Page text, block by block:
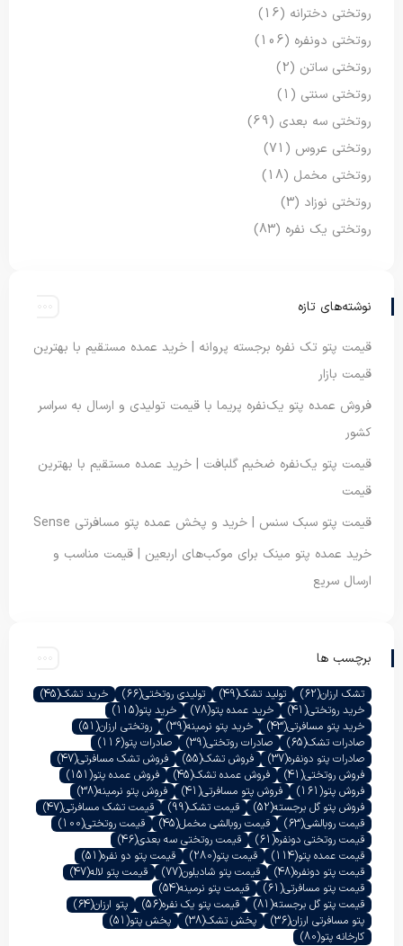
روتختی دخترانه (16)
روتختی دونفره (106)
روتختی ساتن (2)
روتختی سنتی (1)
روتختی سه بعدی (69)
روتختی عروس (71)
روتختی مخمل (18)
روتختی نوزاد (3)
روتختی یک نفره (83)
نوشته‌های تازه
قیمت پتو تک نفره برجسته پروانه | خرید عمده مستقیم با بهترین
قیمت بازار
فروش عمده پتو یک‌نفره پریما با قیمت تولیدی و ارسال به سراسر
کشور
قیمت پتو یک‌نفره ضخیم گلبافت | خرید عمده مستقیم با بهترین
قیمت
قیمت پتو سبک سنس | خرید و پخش عمده پتو مسافرتی Sense
خرید عمده پتو مینک برای موکب‌های اربعین | قیمت مناسب و
ارسال سریع
برچسب ها
تشک ارزان(62) تولید تشک(49) تولیدی روتختی(66) خرید تشک(45)
خرید روتختی(41) خرید عمده پتو(78) خرید پتو(115)
خرید پتو مسافرتی(43) خرید پتو نرمینه(39) روتختی ارزان(51)
صادرات تشک(65) صادرات روتختی(39) صادرات پتو(116)
صادرات پتو دونفره(37) فروش تشک(55) فروش تشک مسافرتی(47)
فروش روتختی(41) فروش عمده تشک(45) فروش عمده پتو(151)
فروش پتو(161) فروش پتو مسافرتی(41) فروش پتو نرمینه(38)
فروش پتو گل برجسته(52) قیمت تشک(99) قیمت تشک مسافرتی(47)
قیمت روبالشی(63) قیمت روبالشی مخمل(45) قیمت روتختی(100)
قیمت روتختی دونفره(61) قیمت روتختی سه بعدی(46)
قیمت عمده پتو(114) قیمت پتو(280) قیمت پتو دو نفره(51)
قیمت پتو دونفره(48) قیمت پتو شادیلون(77) قیمت پتو لاله(47)
قیمت پتو مسافرتی(61) قیمت پتو نرمینه(54)
قیمت پتو گل برجسته(81) قیمت پتو یک نفره(56) پتو ارزان(64)
پتو مسافرتی ارزان(36) پخش تشک(38) پخش پتو(51)
کارخانه پتو(80)